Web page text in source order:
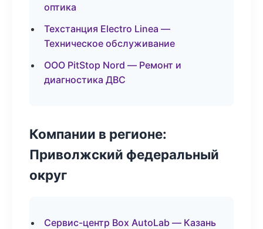
оптика
Техстанция Electro Linea —
Техническое обслуживание
ООО PitStop Nord — Ремонт и
диагностика ДВС
Компании в регионе:
Приволжский федеральный
округ
Сервис-центр Box AutoLab — Казань